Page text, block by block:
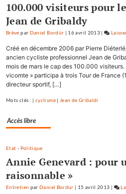
100.000 visiteurs pour
Jean de Gribaldy
Brève par Daniel Bordür | 16 avril 2013 |
Créé en décembre 2006 par Pierre
ancien cycliste professionnel Jean de
mois de mars le cap des 100.000
vicomte » participa à trois Tour de France
directeur sportif, […]
Mots clés : |cyclisme|Jean de Gribaldi
Accès libre
Etat - Politique
Annie Genevard : pour
raisonnable »
Entretien parDaniel Bordür | 15 avril 2013 |